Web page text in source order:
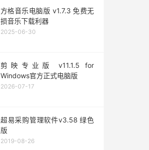
方格音乐电脑版 v1.7.3 免费无
损音乐下载利器
2025-06-30
剪映专业版 v11.1.5 for
Windows官方正式电脑版
2026-07-17
超易采购管理软件v3.58 绿色
版
2019-08-26